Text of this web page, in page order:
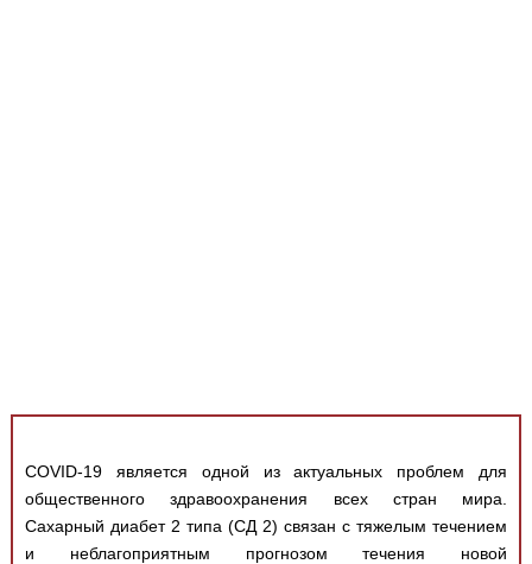
FAQCOVID-19 является одной из актуальных проблем для
общественного здравоохранения всех стран мира.
Сахарный диабет 2 типа (СД 2) связан с тяжелым течением
и неблагоприятным прогнозом течения новой